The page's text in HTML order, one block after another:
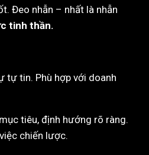
Đeo nhẫn – nhất là nhẫn
tinh thần.
tự tin. Phù hợp với doanh
tiêu, định hướng rõ ràng.
chiến lược.